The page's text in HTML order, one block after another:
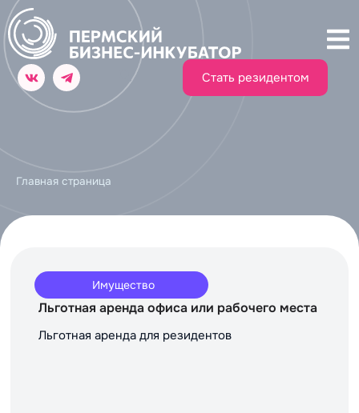
Стать резидентом
Главная страница
Имущество
Льготная аренда офиса или рабочего места
Льготная аренда для резидентов